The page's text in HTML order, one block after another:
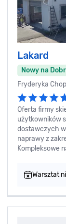
Lakard
Nowy na
Fryderyka
Oferta firmy
użytkowników
dostawczych
naprawy z
Kompleksowe
Warsztat